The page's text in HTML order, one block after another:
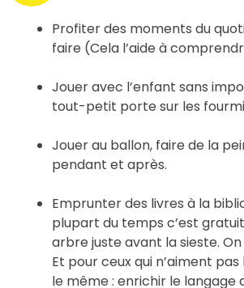
Profiter des moments du
faire (Cela l’aide à
Jouer avec l’enfant sans
tout-petit porte sur les
Jouer au ballon, faire de la
pendant et après.
Emprunter des livres à la
plupart du temps c’est
arbre juste avant la sieste.
Et pour ceux qui n’aiment
le même : enrichir le langage